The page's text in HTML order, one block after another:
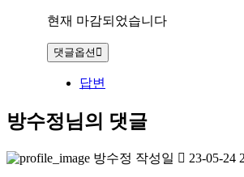
현재 마감되었습니다
댓글옵션
답변
방수정님의 댓글
방수정 작성일 23-05-24